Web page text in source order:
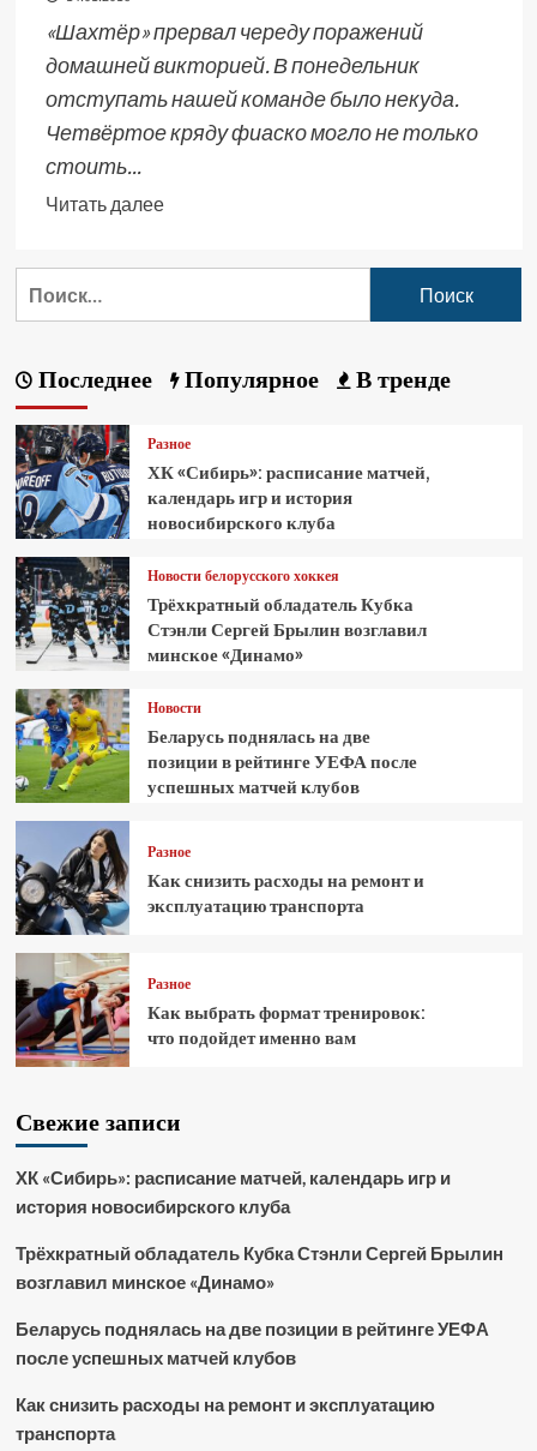
«Шахтёр» прервал череду поражений
домашней викторией. В понедельник
отступать нашей команде было некуда.
Четвёртое кряду фиаско могло не только
стоить...
Читать далее
Последнее Популярное В тренде
Разное
ХК «Сибирь»: расписание матчей,
календарь игр и история
новосибирского клуба
Новости белорусского хоккея
Трёхкратный обладатель Кубка
Стэнли Сергей Брылин возглавил
минское «Динамо»
Новости
Беларусь поднялась на две
позиции в рейтинге УЕФА после
успешных матчей клубов
Разное
Как снизить расходы на ремонт и
эксплуатацию транспорта
Разное
Как выбрать формат тренировок:
что подойдет именно вам
Свежие записи
ХК «Сибирь»: расписание матчей, календарь игр и
история новосибирского клуба
Трёхкратный обладатель Кубка Стэнли Сергей Брылин
возглавил минское «Динамо»
Беларусь поднялась на две позиции в рейтинге УЕФА
после успешных матчей клубов
Как снизить расходы на ремонт и эксплуатацию
транспорта